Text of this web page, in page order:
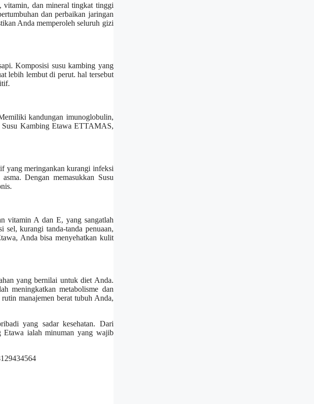
dan mineral tingkat tinggi
dan perbaikan jaringan
Anda memperoleh seluruh gizi
Komposisi susu kambing yang
lebih lembut di perut. hal tersebut
kandungan imunoglobulin,
Susu Kambing Etawa ETTAMAS,
yang meringankan kurangi infeksi
Dengan memasukkan Susu
vitamin A dan E, yang sangatlah
sel, kurangi tanda-tanda penuaan,
Anda bisa menyehatkan kulit
yang bernilai untuk diet Anda.
meningkatkan metabolisme dan
manajemen berat tubuh Anda,
yang sadar kesehatan. Dari
Etawa ialah minuman yang wajib